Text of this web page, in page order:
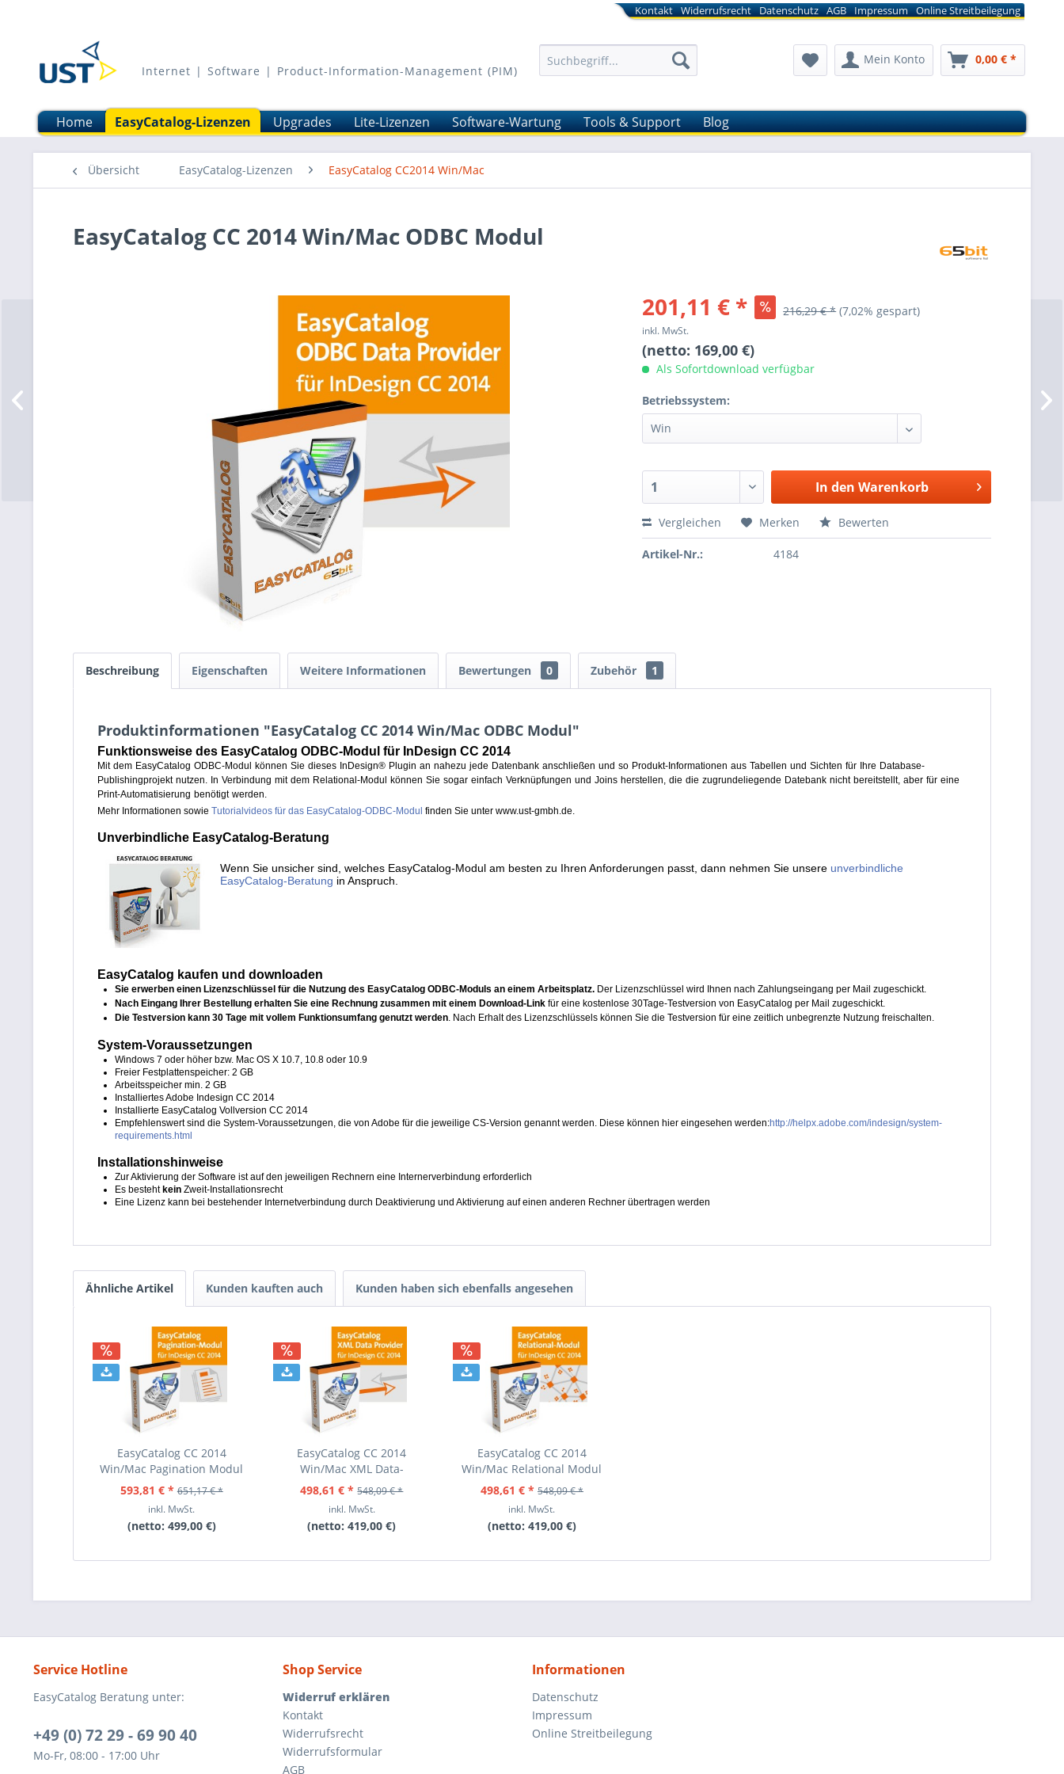
Kontakt Widerrufsrecht Datenschutz AGB Impressum Online Streitbeilegung
Internet | Software | Product-Information-Management (PIM)
Mein Konto 0,00 € *
Home EasyCatalog-Lizenzen Upgrades Lite-Lizenzen Software-Wartung Tools & Support Blog
Übersicht EasyCatalog-Lizenzen EasyCatalog CC2014 Win/Mac
EasyCatalog CC 2014 Win/Mac ODBC Modul
201,11 € * 216,29 € * (7,02% gespart)
inkl. MwSt.
(netto: 169,00 €)
Als Sofortdownload verfügbar
Betriebssystem:
In den Warenkorb
Vergleichen Merken Bewerten
Artikel-Nr.: 4184
Beschreibung Eigenschaften Weitere Informationen Bewertungen 0 Zubehör 1
Produktinformationen "EasyCatalog CC 2014 Win/Mac ODBC Modul"
Funktionsweise des EasyCatalog ODBC-Modul für InDesign CC 2014
Mit dem EasyCatalog ODBC-Modul können Sie dieses InDesign® Plugin an nahezu jede Datenbank anschließen und so Produkt-Informationen aus Tabellen und Sichten für Ihre Database-
Publishingprojekt nutzen. In Verbindung mit dem Relational-Modul können Sie sogar einfach Verknüpfungen und Joins herstellen, die die zugrundeliegende Datebank nicht bereitstellt, aber für eine
Print-Automatisierung benötigt werden.
Mehr Informationen sowie Tutorialvideos für das EasyCatalog-ODBC-Modul finden Sie unter www.ust-gmbh.de.
Unverbindliche EasyCatalog-Beratung
Wenn Sie unsicher sind, welches EasyCatalog-Modul am besten zu Ihren Anforderungen passt, dann nehmen Sie unsere unverbindliche
EasyCatalog-Beratung in Anspruch.
EasyCatalog kaufen und downloaden
Sie erwerben einen Lizenzschlüssel für die Nutzung des EasyCatalog ODBC-Moduls an einem Arbeitsplatz. Der Lizenzschlüssel wird Ihnen nach Zahlungseingang per Mail zugeschickt.
Nach Eingang Ihrer Bestellung erhalten Sie eine Rechnung zusammen mit einem Download-Link für eine kostenlose 30Tage-Testversion von EasyCatalog per Mail zugeschickt.
Die Testversion kann 30 Tage mit vollem Funktionsumfang genutzt werden. Nach Erhalt des Lizenzschlüssels können Sie die Testversion für eine zeitlich unbegrenzte Nutzung freischalten.
System-Voraussetzungen
Windows 7 oder höher bzw. Mac OS X 10.7, 10.8 oder 10.9
Freier Festplattenspeicher: 2 GB
Arbeitsspeicher min. 2 GB
Installiertes Adobe Indesign CC 2014
Installierte EasyCatalog Vollversion CC 2014
Empfehlenswert sind die System-Voraussetzungen, die von Adobe für die jeweilige CS-Version genannt werden. Diese können hier eingesehen werden:http://helpx.adobe.com/indesign/system-
requirements.html
Installationshinweise
Zur Aktivierung der Software ist auf den jeweiligen Rechnern eine Internerverbindung erforderlich
Es besteht kein Zweit-Installationsrecht
Eine Lizenz kann bei bestehender Internetverbindung durch Deaktivierung und Aktivierung auf einen anderen Rechner übertragen werden
Ähnliche Artikel Kunden kauften auch Kunden haben sich ebenfalls angesehen
EasyCatalog CC 2014
Win/Mac Pagination Modul
593,81 € * 651,17 € *
inkl. MwSt.
(netto: 499,00 €)
EasyCatalog CC 2014
Win/Mac XML Data-
Provider...
498,61 € * 548,09 € *
inkl. MwSt.
(netto:419,00 €)
EasyCatalog CC 2014
Win/Mac Relational Modul
498,61 € * 548,09 € *
inkl. MwSt.
(netto: 419,00 €)
Service Hotline
EasyCatalog Beratung unter:
+49 (0) 72 29 - 69 90 40
Mo-Fr, 08:00 - 17:00 Uhr
Shop Service
Widerruf erklären
Kontakt
Widerrufsrecht
Widerrufsformular
AGB
Informationen
Datenschutz
Impressum
Online Streitbeilegung